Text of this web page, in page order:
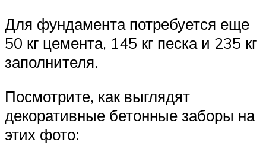
Для фундамента потребуется еще
50 кг цемента, 145 кг песка и 235 кг
заполнителя.
Посмотрите, как выглядят
декоративные бетонные заборы на
этих фото: